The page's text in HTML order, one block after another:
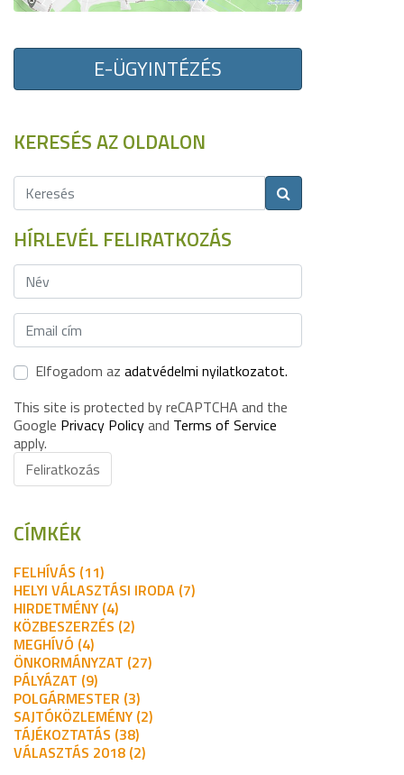
E-ÜGYINTÉZÉS
KERESÉS AZ OLDALON
HÍRLEVÉL FELIRATKOZÁS
Elfogadom az adatvédelmi nyilatkozatot.
This site is protected by reCAPTCHA and the
Google Privacy Policyand Terms of Service
apply.
Feliratkozás
CÍMKÉK
FELHÍVÁS (11)
HELYI VÁLASZTÁSI IRODA (7)
HIRDETMÉNY (4)
KÖZBESZERZÉS (2)
MEGHÍVÓ (4)
ÖNKORMÁNYZAT (27)
PÁLYÁZAT (9)
POLGÁRMESTER (3)
SAJTÓKÖZLEMÉNY (2)
TÁJÉKOZTATÁS (38)
VÁLASZTÁS 2018 (2)